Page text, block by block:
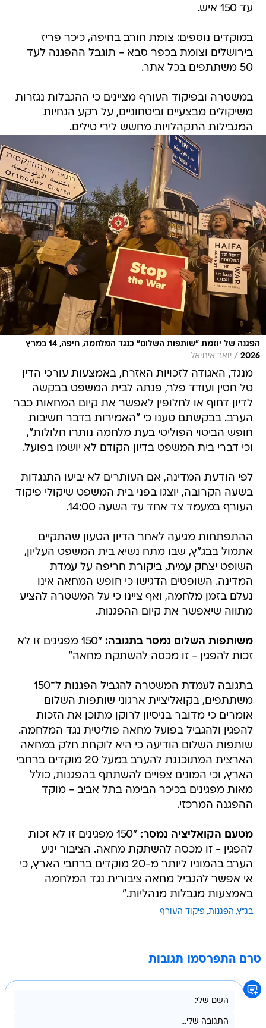
עד 150 איש.
במוקדים נוספים: צומת חורב בחיפה, כיכר פריז
בירושלים וצומת בכפר סבא - תוגבל ההפגנה לעד
50 משתתפים בכל אתר.
במשטרה ובפיקוד העורף מציינים כי ההגבלות נגזרות
משיקולים מבצעיים וביטחוניים, על רקע הנחיות
המגבילות התקהלויות מחשש לירי טילים.
הפגנה של יוזמת ״שותפות השלום״ כנגד המלחמה, חיפה, 14 במרץ
2026
/ יואב איתיאל
מנגד, האגודה לזכויות האזרח, באמצעות עורכי הדין
טל חסין ועודד פלר, פנתה לבית המשפט בבקשה
לדיון דחוף או לחלופין לאפשר את קיום המחאות כבר
הערב. בבקשתם טענו כי "האמירות בדבר חשיבות
חופש הביטוי הפוליטי בעת מלחמה נותרו חלולות",
וכי דברי בית המשפט בדיון הקודם לא יושמו בפועל.
לפי הודעת המדינה, אם העותרים לא יביעו התנגדות
בשעה הקרובה, יוצגו בפני בית המשפט שיקולי פיקוד
העורף במעמד צד אחד עד השעה 14:00.
ההתפתחות מגיעה לאחר הדיון הטעון שהתקיים
אתמול בבג"ץ, שבו מתח נשיא בית המשפט העליון,
השופט יצחק עמית, ביקורת חריפה על עמדת
המדינה. השופטים הדגישו כי חופש המחאה אינו
נעלם בזמן מלחמה, ואף ציינו כי על המשטרה להציע
מתווה שיאפשר את קיום ההפגנות.
משותפות השלום נמסר בתגובה:
"150 מפגינים זו לא
זכות להפגין - זו מכסה להשתקת מחאה"
בתגובה לעמדת המשטרה להגביל הפגנות ל־150
משתתפים, בקואליציית ארגוני שותפות השלום
אומרים כי מדובר בניסיון לרוקן מתוכן את הזכות
להפגין ולהגביל בפועל מחאה פוליטית נגד המלחמה.
שותפות השלום הודיעה כי היא לוקחת חלק במחאה
הארצית המתוכננת להערב במעל 20 מוקדים ברחבי
הארץ, וכי המונים צפויים להשתתף בהפגנות, כולל
מאות מפגינים בכיכר הבימה בתל אביב - מוקד
ההפגנה המרכזי.
מטעם הקואליציה נמסר:
"150 מפגינים זו לא זכות
להפגין - זו מכסה להשתקת מחאה. הציבור יגיע
הערב בהמוניו ליותר מ-20 מוקדים ברחבי הארץ, כי
אי אפשר להגביל מחאה ציבורית נגד המלחמה
באמצעות מגבלות מנהליות."
בג"ץ הפגנות פיקוד העורף
טרם התפרסמו תגובות